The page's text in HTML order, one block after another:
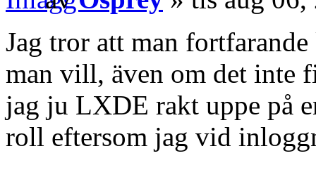
Jag tror att man
man vill, även om det inte
jag ju LXDE rakt uppe på
roll eftersom jag vid